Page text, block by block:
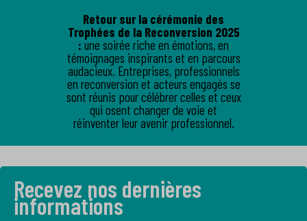
Retour sur la cérémonie des
Trophées de la Reconversion 2025
: une soirée riche en émotions, en
témoignages inspirants et en parcours
audacieux. Entreprises, professionnels
en reconversion et acteurs engagés se
sont réunis pour célébrer celles et ceux
qui osent changer de voie et
réinventer leur avenir professionnel.
Recevez nos dernières
informations